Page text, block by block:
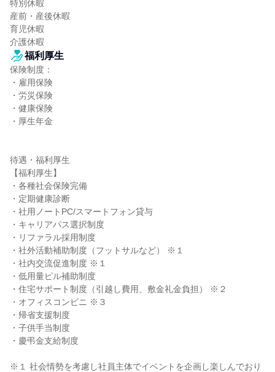
特別休暇
産前・産後休暇
育児休暇
介護休暇
福利厚生
保険制度：
・雇用保険
・労災保険
・健康保険
・厚生年金
待遇・福利厚生
【福利厚生】
・各種社会保険完備
・定期健康診断
・社用ノートPC/スマートフォン貸与
・キャリアパス選択制度
・リファラル採用制度
・社外活動補助制度（フットサルなど） ※１
・社内交流促進制度 ※１
・低用量ピル補助制度
・住宅サポート制度（引越し費用、敷金礼金負担） ※２
・オフィスコンビニ ※３
・帰省支援制度
・子供手当制度
・慶弔金支給制度
※１ 社会情勢を考慮し社員主体でイベントを企画し楽しんでおり